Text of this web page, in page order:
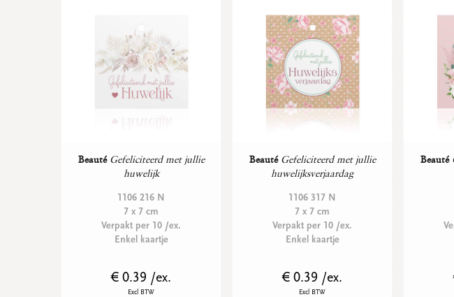
Beauté Gefeliciteerd met jullie
huwelijk
1106 216 N
7 x 7 cm
Verpakt per 10 /ex.
Enkel kaartje
€ 0.39 /ex.
Excl BTW
Beauté Gefeliciteerd met jullie
huwelijksverjaardag
1106 317 N
7 x 7 cm
Verpakt per 10 /ex.
Enkel kaartje
€ 0.39 /ex.
Excl BTW
Beauté